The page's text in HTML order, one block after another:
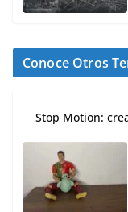
Conoce Otros
Stop Motion: